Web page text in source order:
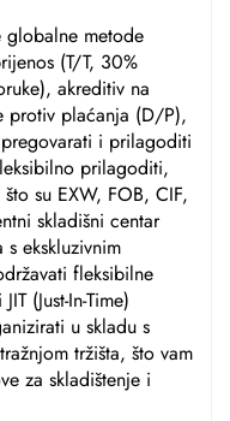
metode
(T/T, 30%
akreditiv na
protiv plaćanja (D/P),
i prilagoditi
prilagoditi,
su EXW, FOB, CIF,
skladišni centar
ekskluzivnim
fleksibilne
(Just-In-Time)
u skladu s
tržišta, što vam
za skladištenje i